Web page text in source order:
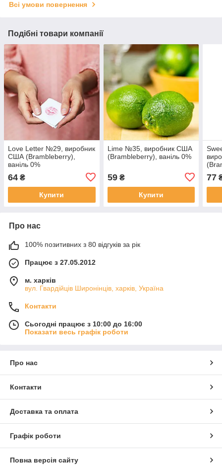
Всі умови повернення
Подібні товари компанії
Love Letter №29, виробник
США (Brambleberry),
ваніль 0%
64 ₴
Купити
Lime №35, виробник США
(Brambleberry), ваніль 0%
59₴
Купити
77
Про нас
100% позитивних з 80 відгуків за рік
Працює з 27.05.2012
м. харків
вул. Гвардійців Широнінців, харків, Україна
Контакти
Сьогодні працює з 10:00 до 16:00
Показати весь графік роботи
Про нас
Контакти
Доставка та оплата
Графік роботи
Повна версія сайту